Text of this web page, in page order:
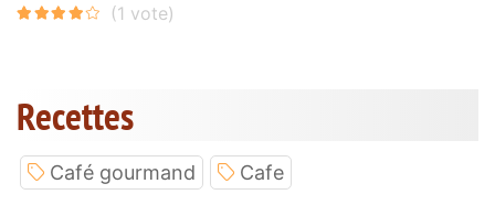
Recettes
Café gourmand Cafe